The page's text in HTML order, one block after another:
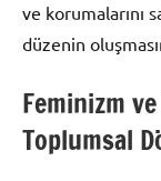
ve korumalarını
düzenin
Feminizm
Toplumsal